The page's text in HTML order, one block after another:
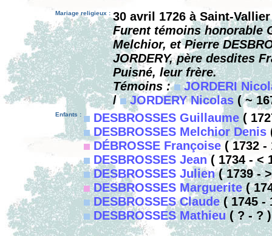
Mariage religieux : 30 avril 1726 à Saint-Vallier
Furent témoins honorable
Melchior, et Pierre
JORDERY, père desdites
Puisné, leur frère.
Témoins :
JORDERI
/
JORDERY Nicolas ( ~
Enfants : DESBROSSES Guillaume (
DESBROSSES Melchior Denis
DÉBROSSE Françoise ( 1732 -
DESBROSSES Jean( 1734 - <
DESBROSSES Julien( 1739 -
DESBROSSES Marguerite(
DESBROSSES Claude( 1745 -
DESBROSSES Mathieu( ? - ? )